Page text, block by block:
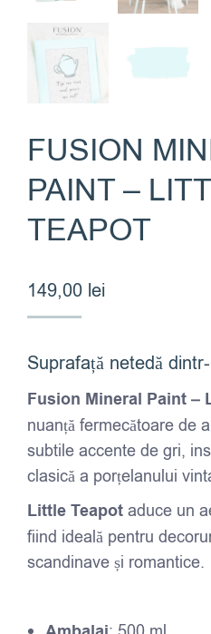
FUSION
PAINT –
TEAPOT
149,00 lei
Suprafață netedă
Fusion Mineral Paint –
nuanță fermecătoare de
subtile accente de gri,
clasică a porțelanului
Little Teapot aduce un
fiind ideală pentru
scandinave și romantice.